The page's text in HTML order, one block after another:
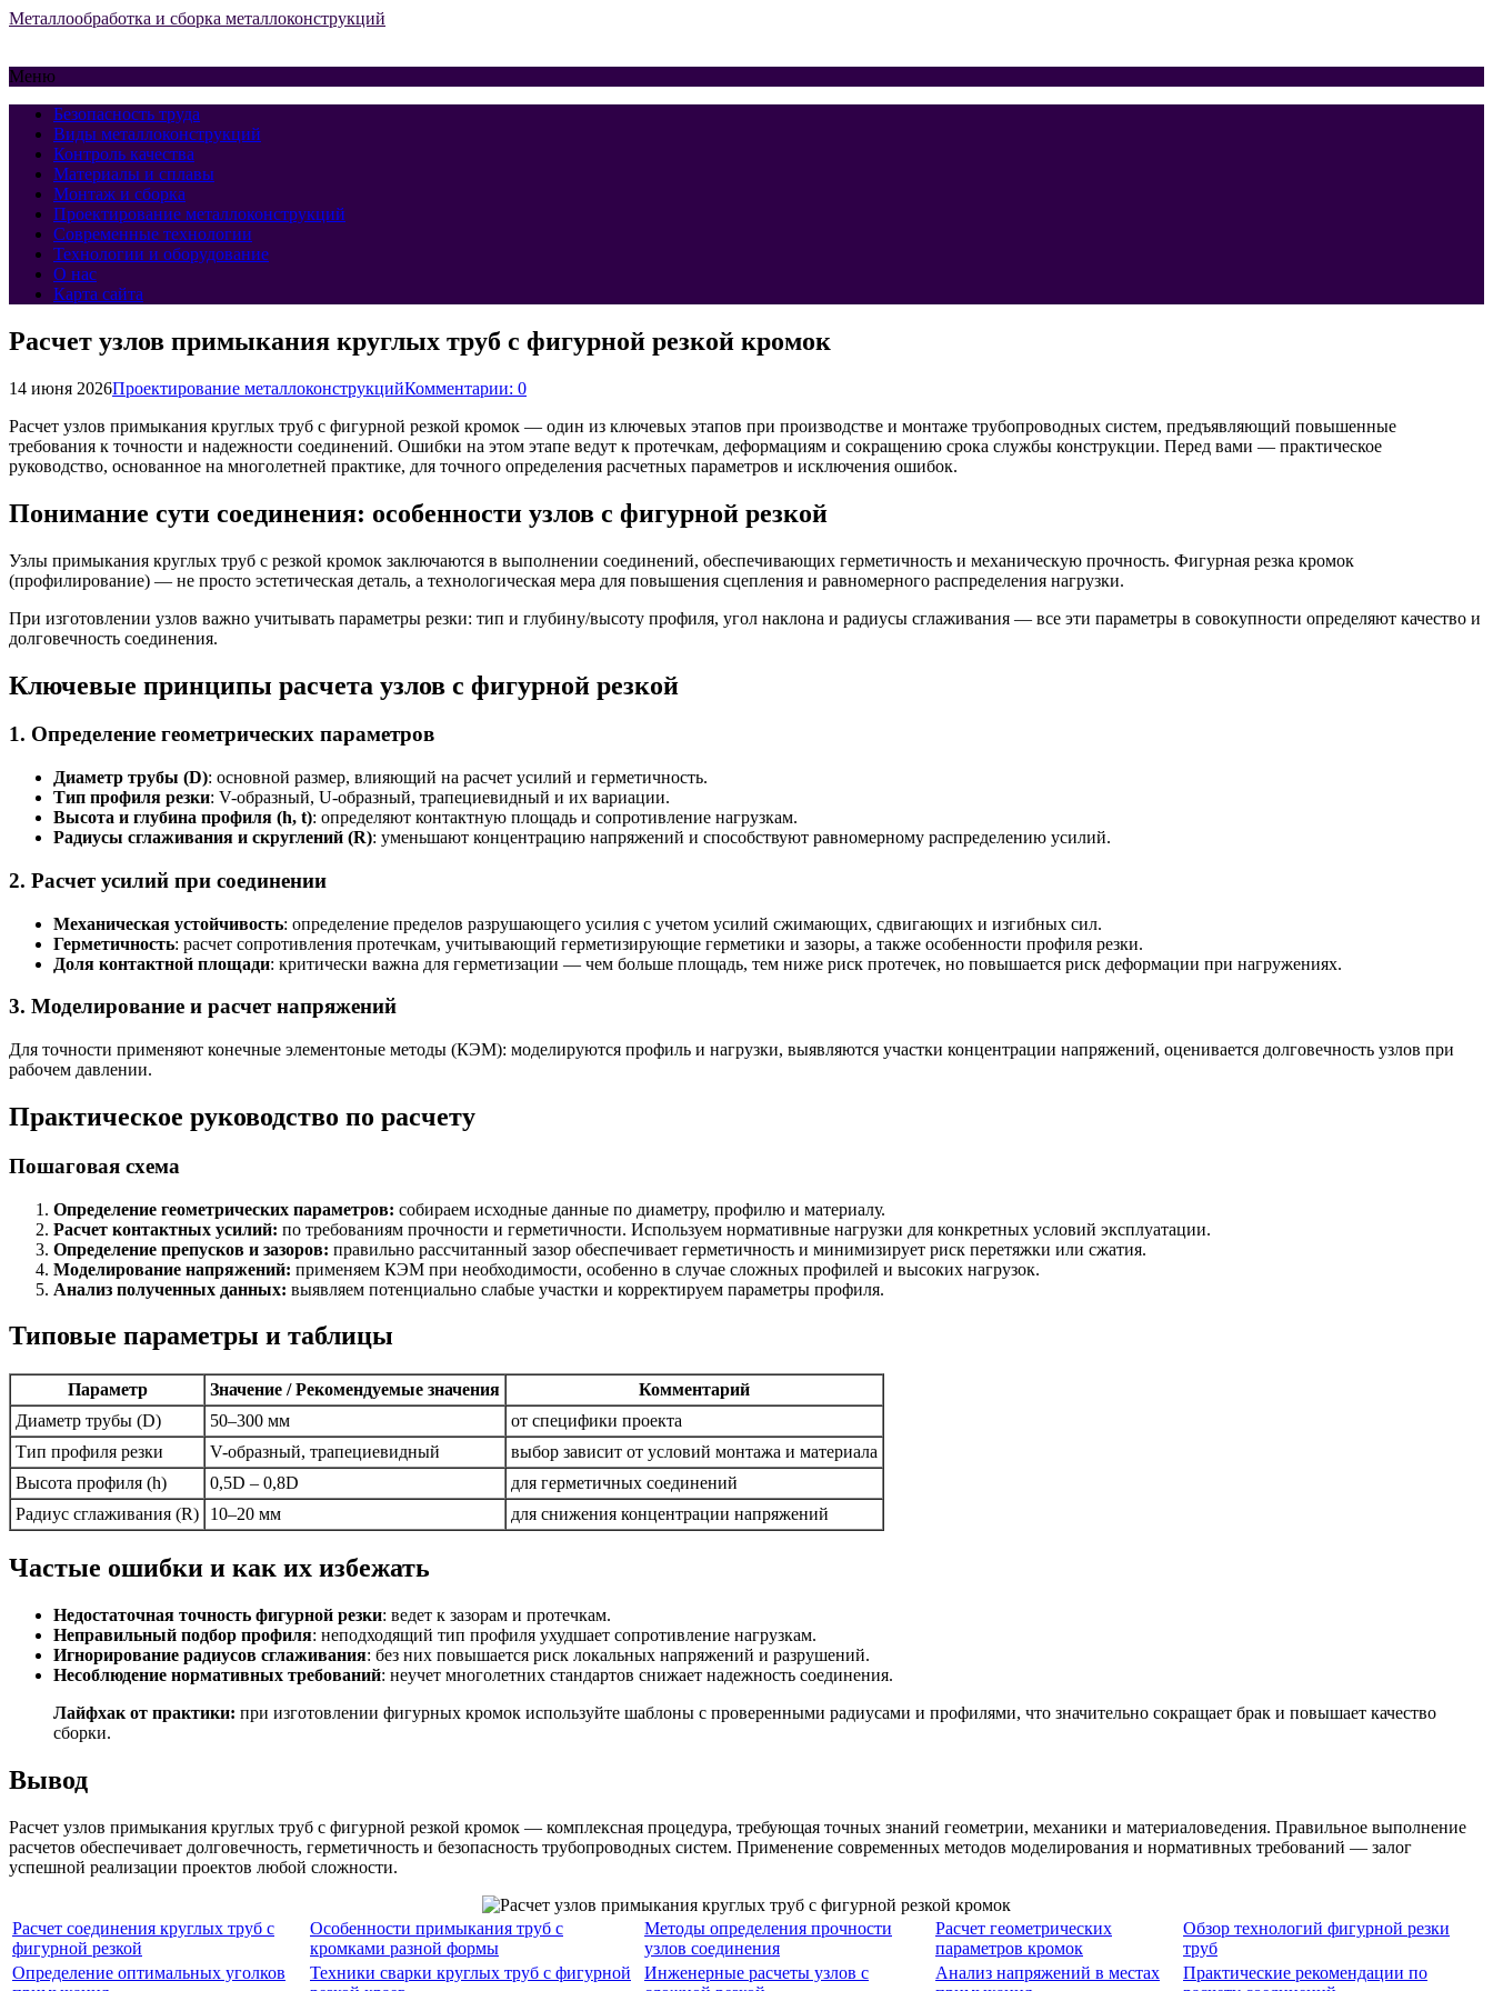
Металлообработка и сборка металлоконструкций
Меню
Безопасность труда
Виды металлоконструкций
Контроль качества
Материалы и сплавы
Монтаж и сборка
Проектирование металлоконструкций
Современные технологии
Технологии и оборудование
О нас
Карта сайта
Расчет узлов примыкания круглых труб с фигурной резкой кромок
14 июня 2026Проектирование металлоконструкцийКомментарии: 0
Расчет узлов примыкания круглых труб с фигурной резкой кромок — один из ключевых этапов при производстве и монтаже трубопроводных систем, предъявляющий повышенные
требования к точности и надежности соединений. Ошибки на этом этапе ведут к протечкам, деформациям и сокращению срока службы конструкции. Перед вами — практическое
руководство, основанное на многолетней практике, для точного определения расчетных параметров и исключения ошибок.
Понимание сути соединения: особенности узлов с фигурной резкой
Узлы примыкания круглых труб с резкой кромок заключаются в выполнении соединений, обеспечивающих герметичность и механическую прочность. Фигурная резка кромок
(профилирование) — не просто эстетическая деталь, а технологическая мера для повышения сцепления и равномерного распределения нагрузки.
При изготовлении узлов важно учитывать параметры резки: тип и глубину/высоту профиля, угол наклона и радиусы сглаживания — все эти параметры в совокупности определяют качество и
долговечность соединения.
Ключевые принципы расчета узлов с фигурной резкой
1. Определение геометрических параметров
Диаметр трубы (D): основной размер, влияющий на расчет усилий и герметичность.
Тип профиля резки: V-образный, U-образный, трапециевидный и их вариации.
Высота и глубина профиля (h, t): определяют контактную площадь и сопротивление нагрузкам.
Радиусы сглаживания и скруглений (R): уменьшают концентрацию напряжений и способствуют равномерному распределению усилий.
2. Расчет усилий при соединении
Механическая устойчивость: определение пределов разрушающего усилия с учетом усилий сжимающих, сдвигающих и изгибных сил.
Герметичность: расчет сопротивления протечкам, учитывающий герметизирующие герметики и зазоры, а также особенности профиля резки.
Доля контактной площади: критически важна для герметизации — чем больше площадь, тем ниже риск протечек, но повышается риск деформации при нагружениях.
3. Моделирование и расчет напряжений
Для точности применяют конечные элементоные методы (КЭМ): моделируются профиль и нагрузки, выявляются участки концентрации напряжений, оценивается долговечность узлов при
рабочем давлении.
Практическое руководство по расчету
Пошаговая схема
Определение геометрических параметров: собираем исходные данные по диаметру, профилю и материалу.
Расчет контактных усилий: по требованиям прочности и герметичности. Используем нормативные нагрузки для конкретных условий эксплуатации.
Определение препусков и зазоров: правильно рассчитанный зазор обеспечивает герметичность и минимизирует риск перетяжки или сжатия.
Моделирование напряжений: применяем КЭМ при необходимости, особенно в случае сложных профилей и высоких нагрузок.
Анализ полученных данных: выявляем потенциально слабые участки и корректируем параметры профиля.
Типовые параметры и таблицы
Параметр Значение / Рекомендуемые значения
Комментарий
Диаметр трубы (D)
50–300 мм
от специфики проекта
Тип профиля резки
V-образный, трапециевидный
выбор зависит от условий монтажа и материала
Высота профиля (h)
0,5D – 0,8D
для герметичных соединений
Радиус сглаживания (R)
10–20 мм для снижения концентрации напряжений
Частые ошибки и как их избежать
Недостаточная точность фигурной резки: ведет к зазорам и протечкам.
Неправильный подбор профиля: неподходящий тип профиля ухудшает сопротивление нагрузкам.
Игнорирование радиусов сглаживания: без них повышается риск локальных напряжений и разрушений.
Несоблюдение нормативных требований: неучет многолетних стандартов снижает надежность соединения.
Лайфхак от практики: при изготовлении фигурных кромок используйте шаблоны с проверенными радиусами и профилями, что значительно сокращает брак и повышает качество
сборки.
Вывод
Расчет узлов примыкания круглых труб с фигурной резкой кромок — комплексная процедура, требующая точных знаний геометрии, механики и материаловедения. Правильное выполнение
расчетов обеспечивает долговечность, герметичность и безопасность трубопроводных систем. Применение современных методов моделирования и нормативных требований — залог
успешной реализации проектов любой сложности.
Расчет соединения круглых труб с
фигурной резкой
Особенности примыкания труб с
кромками разной формы
Методы определения прочности
узлов соединения
Расчет геометрических
параметров кромок
Обзор технологий фигурной резки
труб
Определение оптимальных уголков
Техники сварки круглых труб с фигурной
Инженерные расчеты узлов с
Анализ напряжений в местах
Практические рекомендации по